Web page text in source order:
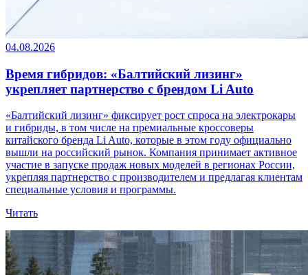
04.08.2026
Время гибридов: «Балтийский лизинг»
укрепляет партнерство с брендом Li Auto
«Балтийский лизинг» фиксирует рост спроса на электрокары
и гибриды, в том числе на премиальные кроссоверы
китайского бренда Li Auto, которые в этом году официально
вышли на российский рынок. Компания принимает активное
участие в запуске продаж новых моделей в регионах России,
укрепляя партнерство с производителем и предлагая клиентам
специальные условия и программы.
Читать